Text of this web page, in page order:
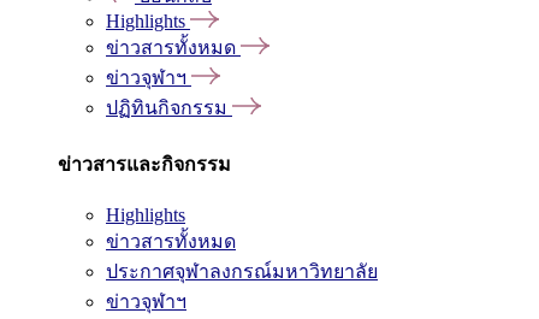
Highlights
ข่าวสารทั้งหมด
ข่าวจุฬาฯ
ปฏิทินกิจกรรม
ข่าวสารและกิจกรรม
Highlights
ข่าวสารทั้งหมด
ประกาศจุฬาลงกรณ์มหาวิทยาลัย
ข่าวจุฬาฯ